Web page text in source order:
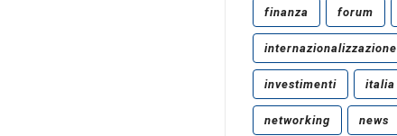
finanza forum
internazionalizzazione
investimenti italia
networking news